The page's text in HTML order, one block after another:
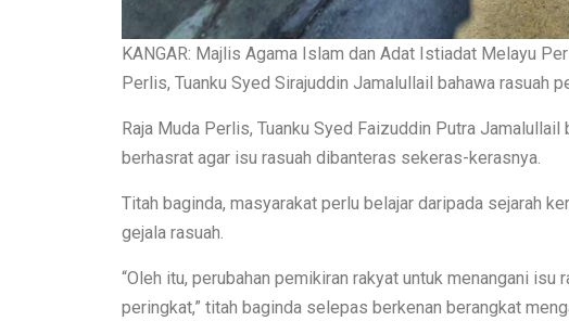
KANGAR: Majlis Agama Islam dan Adat Istiadat Melayu
Perlis, Tuanku Syed Sirajuddin Jamalullail bahawa rasuah
Raja Muda Perlis, Tuanku Syed Faizuddin Putra
berhasrat agar isu rasuah dibanteras sekeras-kerasnya.
Titah baginda, masyarakat perlu belajar daripada sejarah
gejala rasuah.
“Oleh itu, perubahan pemikiran rakyat untuk menangani
peringkat,” titah baginda selepas berkenan berangkat